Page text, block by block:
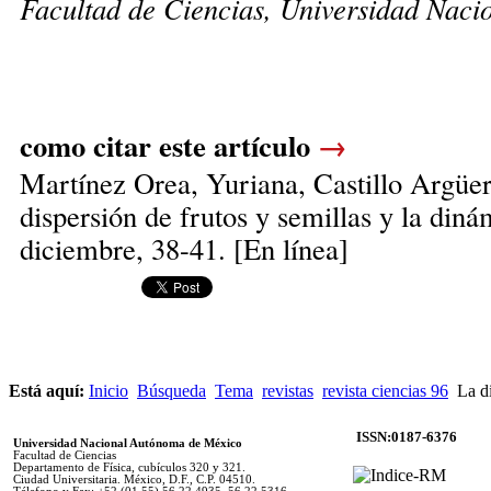
Facultad de Ciencias, Universidad
como citar este artículo →
Martínez Orea, Yuriana, Castillo
dispersión de frutos y semillas y la
diciembre, 38-41. [En línea]
Está aquí: Inicio Búsqueda Tema revistas revista ciencias 96 La
Universidad Nacional Autónoma de México
Facultad de Ciencias
Departamento de Física, cubículos 320 y 321.
Ciudad Universitaria. México, D.F., C.P. 04510.
ISSN:0187-6376